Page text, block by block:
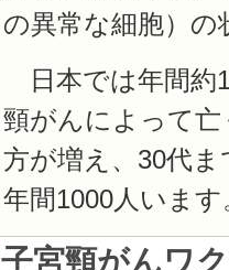
の異常な細胞）
日本では年間約
頸がんによって
方が増え、30代
年間1000人います
子宮頸がんワ